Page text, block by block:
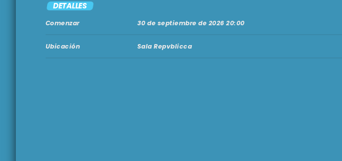
DETALLES
Comenzar 30 de septiembre de 2026 20:00
Ubicación Sala Repvblicca